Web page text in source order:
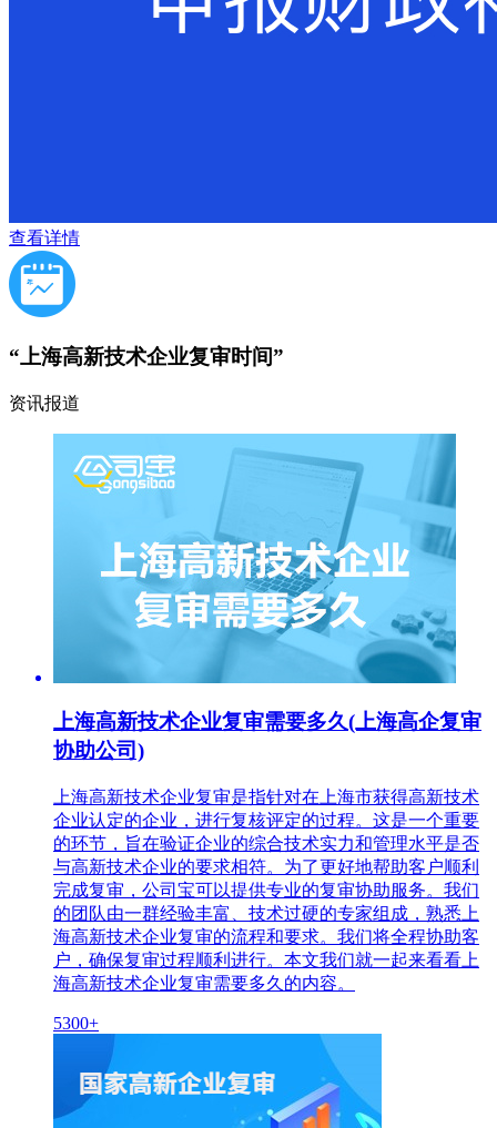
查看详情
“上海高新技术企业复审时间”
资讯报道
上海高新技术企业复审需要多久(上海高企复审
协助公司)
上海高新技术企业复审是指针对在上海市获得高新技术
企业认定的企业，进行复核评定的过程。这是一个重要
的环节，旨在验证企业的综合技术实力和管理水平是否
与高新技术企业的要求相符。为了更好地帮助客户顺利
完成复审，公司宝可以提供专业的复审协助服务。我们
的团队由一群经验丰富、技术过硬的专家组成，熟悉上
海高新技术企业复审的流程和要求。我们将全程协助客
户，确保复审过程顺利进行。本文我们就一起来看看上
海高新技术企业复审需要多久的内容。
5300+